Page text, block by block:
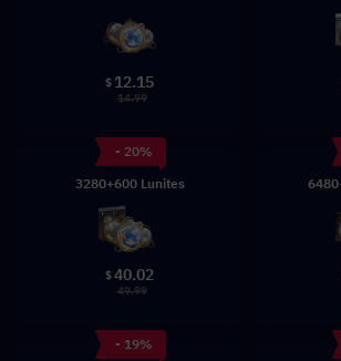
$ 12.15
14.99
- 20%
3280+600 Lunites
$40.02
49.99
- 19%